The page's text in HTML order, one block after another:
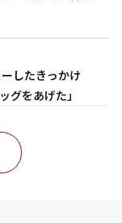
したきっかけ
をあげた」